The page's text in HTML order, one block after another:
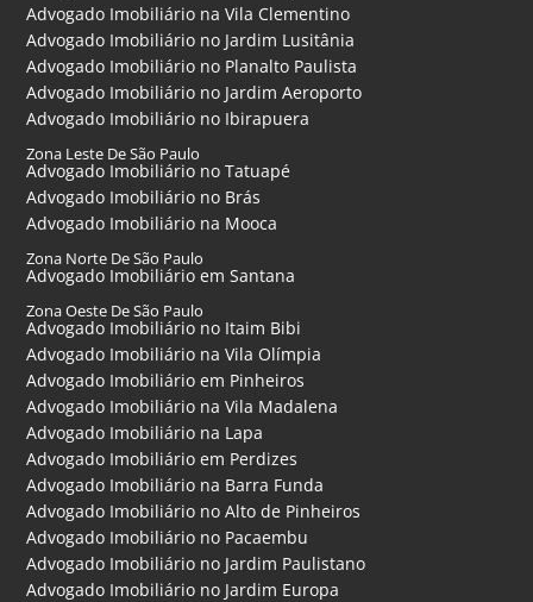
Advogado Imobiliário na Vila Clementino
Advogado Imobiliário no Jardim Lusitânia
Advogado Imobiliário no Planalto Paulista
Advogado Imobiliário no Jardim Aeroporto
Advogado Imobiliário no Ibirapuera
Zona Leste De São Paulo
Advogado Imobiliário no Tatuapé
Advogado Imobiliário no Brás
Advogado Imobiliário na Mooca
Zona Norte De São Paulo
Advogado Imobiliário em Santana
Zona Oeste De São Paulo
Advogado Imobiliário no Itaim Bibi
Advogado Imobiliário na Vila Olímpia
Advogado Imobiliário em Pinheiros
Advogado Imobiliário na Vila Madalena
Advogado Imobiliário na Lapa
Advogado Imobiliário em Perdizes
Advogado Imobiliário na Barra Funda
Advogado Imobiliário no Alto de Pinheiros
Advogado Imobiliário no Pacaembu
Advogado Imobiliário no Jardim Paulistano
Advogado Imobiliário no Jardim Europa